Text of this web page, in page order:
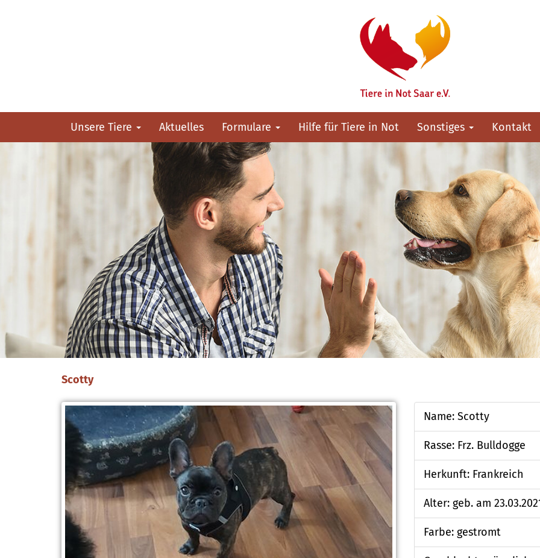
Unsere Tiere Aktuelles Formulare Hilfe für Tiere in Not Sonstiges Kontakt
Scotty
Name: Scotty
Rasse: Frz. Bulldogge
Herkunft: Frankreich
Alter: geb. am
Farbe: gestromt